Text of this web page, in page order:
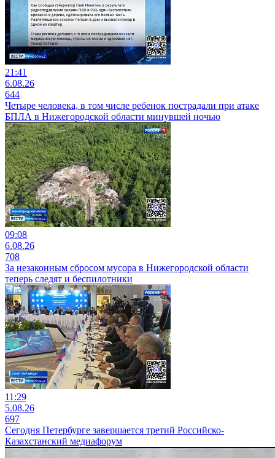
21:41
6.08.26
644
Четыре человека, в том числе ребенок пострадали при атаке
БПЛА в Нижегородской области минувшей ночью
09:08
6.08.26
708
За незаконным сбросом мусора в Нижегородской области
теперь следят и беспилотники
11:29
5.08.26
697
Сегодня Петербурге завершается третий Российско-
Казахстанский медиафорум